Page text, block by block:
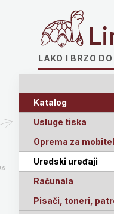
LAKO I BRZO
Katalog
Usluge tiska
Oprema za
Uredski uređaji
Računala
Pisači, toneri,